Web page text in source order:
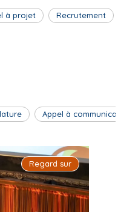
à projet Recrutement
Appel à
Regard sur